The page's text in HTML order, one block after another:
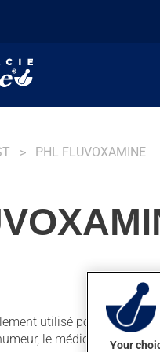
PHL FLUVOXAMINE
utilisé pour la
le médicament ne
Your